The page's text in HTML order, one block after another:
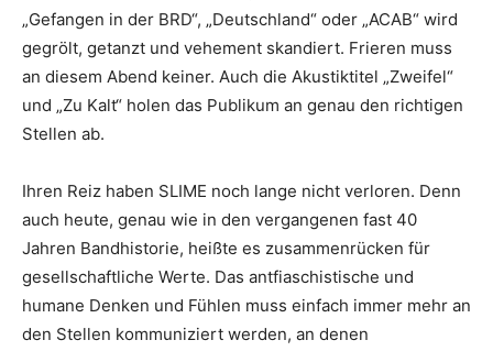
„Gefangen in der BRD“, „Deutschland“ oder „ACAB“ wird
gegrölt, getanzt und vehement skandiert. Frieren muss
an diesem Abend keiner. Auch die Akustiktitel „Zweifel“
und „Zu Kalt“ holen das Publikum an genau den richtigen
Stellen ab.
Ihren Reiz haben SLIME noch lange nicht verloren. Denn
auch heute, genau wie in den vergangenen fast 40
Jahren Bandhistorie, heißte es zusammenrücken für
gesellschaftliche Werte. Das antfiaschistische und
humane Denken und Fühlen muss einfach immer mehr an
den Stellen kommuniziert werden, an denen